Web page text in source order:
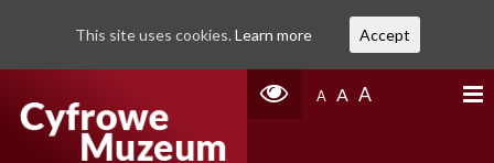
A A A
This site uses cookies. Learn more Accept